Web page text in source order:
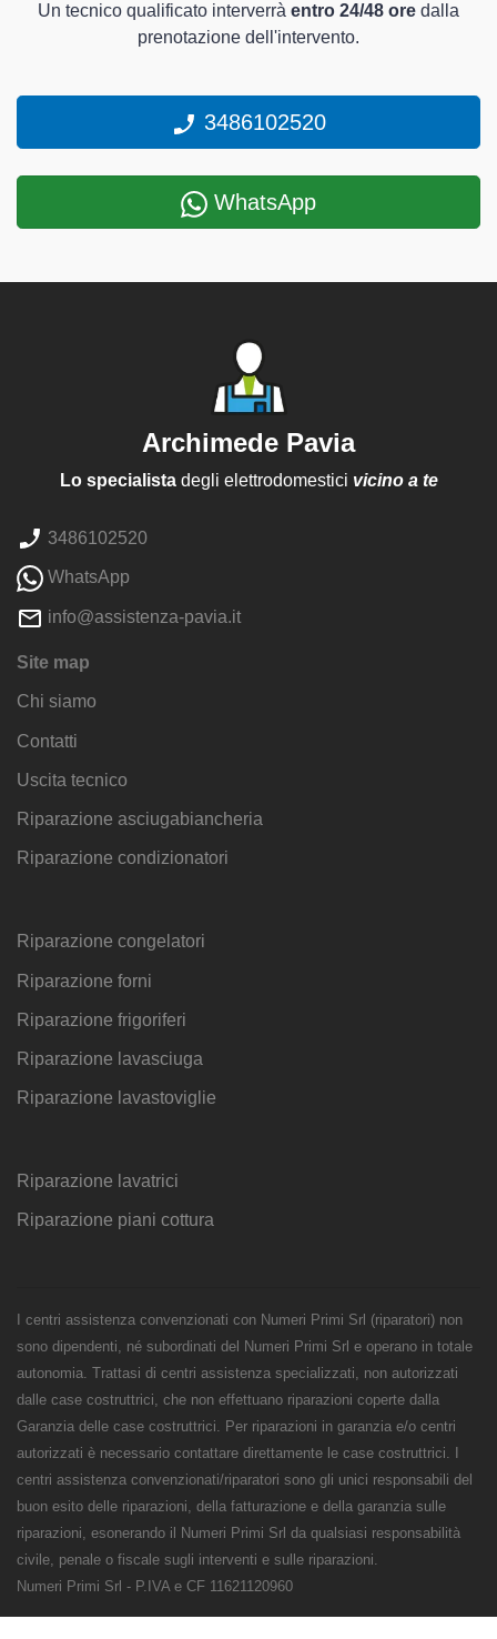
Un tecnico qualificato interverrà entro 24/48 ore dalla
prenotazione dell'intervento.
3486102520
WhatsApp
Archimede Pavia
Lo specialistadegli elettrodomestici vicino a te
3486102520
WhatsApp
info@assistenza-pavia.it
Site map
Chi siamo
Contatti
Uscita tecnico
Riparazione asciugabiancheria
Riparazione condizionatori
Riparazione congelatori
Riparazione forni
Riparazione frigoriferi
Riparazione lavasciuga
Riparazione lavastoviglie
Riparazione lavatrici
Riparazione piani cottura
I centri assistenza convenzionati con Numeri Primi Srl (riparatori) non
sono dipendenti, né subordinati del Numeri Primi Srl e operano in totale
autonomia. Trattasi di centri assistenza specializzati, non autorizzati
dalle case costruttrici, che non effettuano riparazioni coperte dalla
Garanzia delle case costruttrici. Per riparazioni in garanzia e/o centri
autorizzati è necessario contattare direttamente le case costruttrici. I
centri assistenza convenzionati/riparatori sono gli unici responsabili del
buon esito delle riparazioni, della fatturazione e della garanzia sulle
riparazioni, esonerando il Numeri Primi Srl da qualsiasi responsabilità
civile, penale o fiscale sugli interventi e sulle riparazioni.
Numeri Primi Srl - P.IVA e CF 11621120960